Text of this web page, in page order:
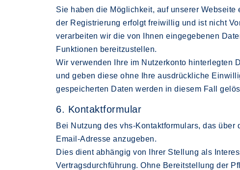
Sie haben die Möglichkeit, auf unserer
der Registrierung erfolgt freiwillig und ist nicht
verarbeiten wir die von Ihnen eingegebenen
Funktionen bereitzustellen.
Wir verwenden Ihre im Nutzerkonto hinterlegten
und geben diese ohne Ihre ausdrückliche
gespeicherten Daten werden in diesem Fall
6. Kontaktformular
Bei Nutzung des vhs-Kontaktformulars, das über
Email-Adresse anzugeben.
Dies dient abhängig von Ihrer Stellung als
Vertragsdurchführung. Ohne Bereitstellung der